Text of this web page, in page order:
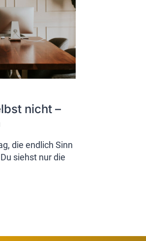
nicht –
die endlich Sinn
siehst nur die